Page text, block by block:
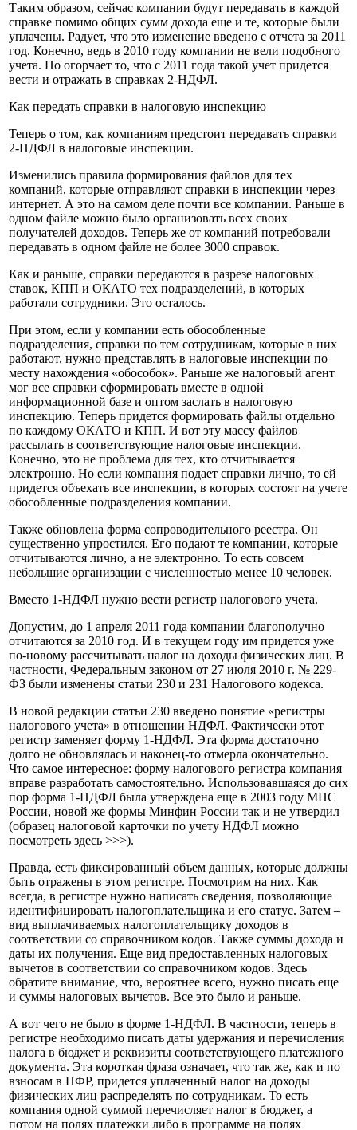
Таким образом, сейчас компании будут передавать в каждой
справке помимо общих сумм дохода еще и те, которые были
уплачены. Радует, что это изменение введено с отчета за 2011
год. Конечно, ведь в 2010 году компании не вели подобного
учета. Но огорчает то, что с 2011 года такой учет придется
вести и отражать в справках 2-НДФЛ.
Как передать справки в налоговую инспекцию
Теперь о том, как компаниям предстоит передавать справки
2-НДФЛ в налоговые инспекции.
Изменились правила формирования файлов для тех
компаний, которые отправляют справки в инспекции через
интернет. А это на самом деле почти все компании. Раньше в
одном файле можно было организовать всех своих
получателей доходов. Теперь же от компаний потребовали
передавать в одном файле не более 3000 справок.
Как и раньше, справки передаются в разрезе налоговых
ставок, КПП и ОКАТО тех подразделений, в которых
работали сотрудники. Это осталось.
При этом, если у компании есть обособленные
подразделения, справки по тем сотрудникам, которые в них
работают, нужно представлять в налоговые инспекции по
месту нахождения «обособок». Раньше же налоговый агент
мог все справки сформировать вместе в одной
информационной базе и оптом заслать в налоговую
инспекцию. Теперь придется формировать файлы отдельно
по каждому ОКАТО и КПП. И вот эту массу файлов
рассылать в соответствующие налоговые инспекции.
Конечно, это не проблема для тех, кто отчитывается
электронно. Но если компания подает справки лично, то ей
придется объехать все инспекции, в которых состоят на учете
обособленные подразделения компании.
Также обновлена форма сопроводительного реестра. Он
существенно упростился. Его подают те компании, которые
отчитываются лично, а не электронно. То есть совсем
небольшие организации с численностью менее 10 человек.
Вместо 1-НДФЛ нужно вести регистр налогового учета.
Допустим, до 1 апреля 2011 года компании благополучно
отчитаются за 2010 год. И в текущем году им придется уже
по-новому рассчитывать налог на доходы физических лиц. В
частности, Федеральным законом от 27 июля 2010 г. № 229-
ФЗ были изменены статьи 230 и 231 Налогового кодекса.
В новой редакции статьи 230 введено понятие «регистры
налогового учета» в отношении НДФЛ. Фактически этот
регистр заменяет форму 1-НДФЛ. Эта форма достаточно
долго не обновлялась и наконец-то отмерла окончательно.
Что самое интересное: форму налогового регистра компания
вправе разработать самостоятельно. Использовавшаяся до сих
пор форма 1-НДФЛ была утверждена еще в 2003 году МНС
России, новой же формы Минфин России так и не утвердил
(образец налоговой карточки по учету НДФЛ можно
посмотреть здесь >>>).
Правда, есть фиксированный объем данных, которые должны
быть отражены в этом регистре. Посмотрим на них. Как
всегда, в регистре нужно написать сведения, позволяющие
идентифицировать налогоплательщика и его статус. Затем –
вид выплачиваемых налогоплательщику доходов в
соответствии со справочником кодов. Также суммы дохода и
даты их получения. Еще вид предоставленных налоговых
вычетов в соответствии со справочником кодов. Здесь
обратите внимание, что, вероятнее всего, нужно писать еще
и суммы налоговых вычетов. Все это было и раньше.
А вот чего не было в форме 1-НДФЛ. В частности, теперь в
регистре необходимо писать даты удержания и перечисления
налога в бюджет и реквизиты соответствующего платежного
документа. Эта короткая фраза означает, что так же, как и по
взносам в ПФР, придется уплаченный налог на доходы
физических лиц распределять по сотрудникам. То есть
компания одной суммой перечисляет налог в бюджет, а
потом на полях платежки либо в программе на полях